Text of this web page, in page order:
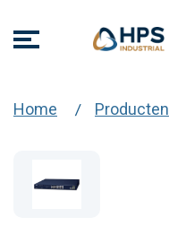
Home Producten